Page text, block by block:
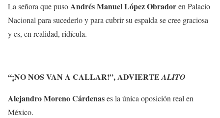
La señora que pusoAndrés Manuel López Obradoren Palacio
Nacional para sucederlo y para cubrir su espalda se cree graciosa
y es, en realidad, ridícula.
“¡NO NOS VAN A CALLAR!”, ADVIERTEALITO
Alejandro Moreno Cárdenases la única oposición real en
México.